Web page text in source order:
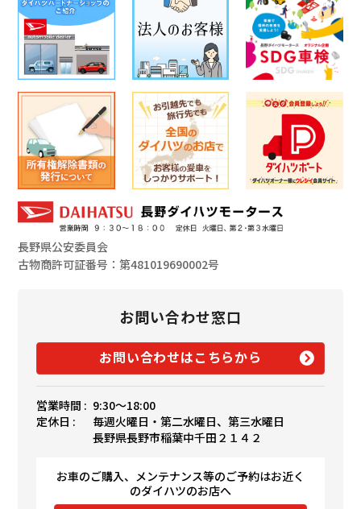
長野県公安委員会
古物商許可証番号：第481019690002号
お問い合わせ窓口
お問い合わせはこちらから
営業時間 : 9:30〜18:00
定休日 :
毎週火曜日・第二水曜日、第三水曜日
長野県長野市稲葉中千田２１４２
お車のご購入、メンテナンス等のご予約はお近く
のダイハツのお店へ